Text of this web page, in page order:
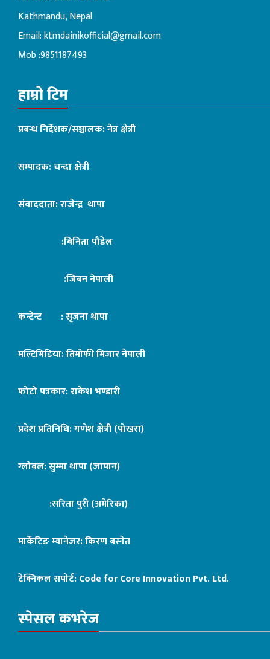
Kathmandu, Nepal
Email:ktmdainikofficial@gmail.com
Mob :9851187493
हाम्रो टिम
प्रबन्ध निर्देशक/सञ्चालक: नेत्र क्षेत्री
सम्पादक: चन्दा क्षेत्री
संवाददाता: राजेन्द्र थापा
:बिनिता पौडेल
:जिबन नेपाली
कन्टेन्ट : सृजना थापा
मल्टिमिडिया: तिमोफी मिजार नेपाली
फोटो पत्रकार: राकेश भण्डारी
प्रदेश प्रतिनिधि: गणेश क्षेत्री (पोखरा)
ग्लोबल: सुम्मा थापा (जापान)
:सरिता पुरी (अमेरिका)
मार्केटिङ म्यानेजर: किरण बस्नेत
टेक्निकल सपोर्ट:Code for Core Innovation Pvt. Ltd.
स्पेसल कभरेज